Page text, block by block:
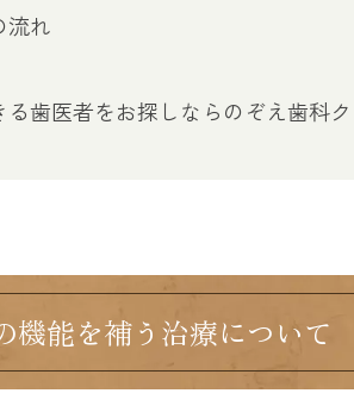
流れ
歯医者をお探しならのぞえ歯科
機能を補う治療について